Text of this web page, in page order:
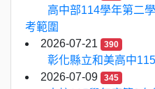
高中部114學年第二
考範圍
2026-07-21
390
彰化縣立和美高中
2026-07-09
345